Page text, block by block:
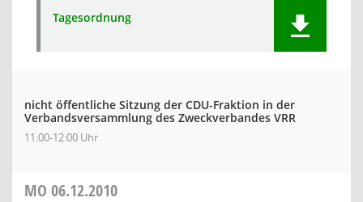
Tagesordnung
nicht öffentliche Sitzung der CDU-Fraktion in der
Verbandsversammlung des Zweckverbandes VRR
11:00-12:00 Uhr
MO 06.12.2010